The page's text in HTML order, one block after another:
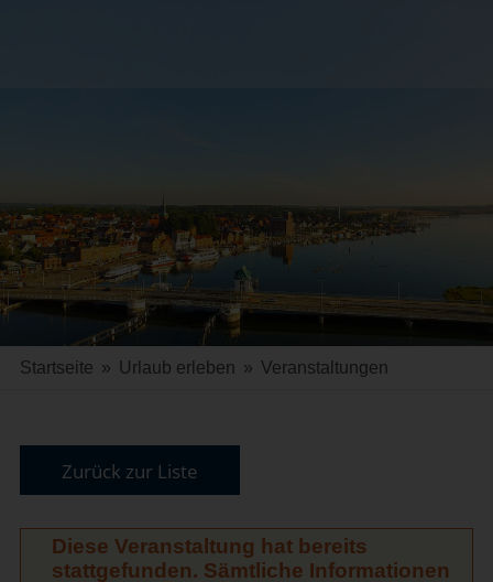
Startseite » Urlaub erleben » Veranstaltungen
Zurück zur Liste
Diese Veranstaltung hat bereits
stattgefunden. Sämtliche Informationen